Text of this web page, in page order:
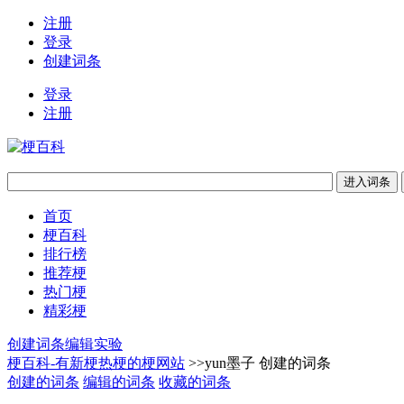
注册
登录
创建词条
登录
注册
首页
梗百科
排行榜
推荐梗
热门梗
精彩梗
创建词条编辑实验
梗百科-有新梗热梗的梗网站 >>yun墨子 创建的词条
创建的词条 编辑的词条 收藏的词条